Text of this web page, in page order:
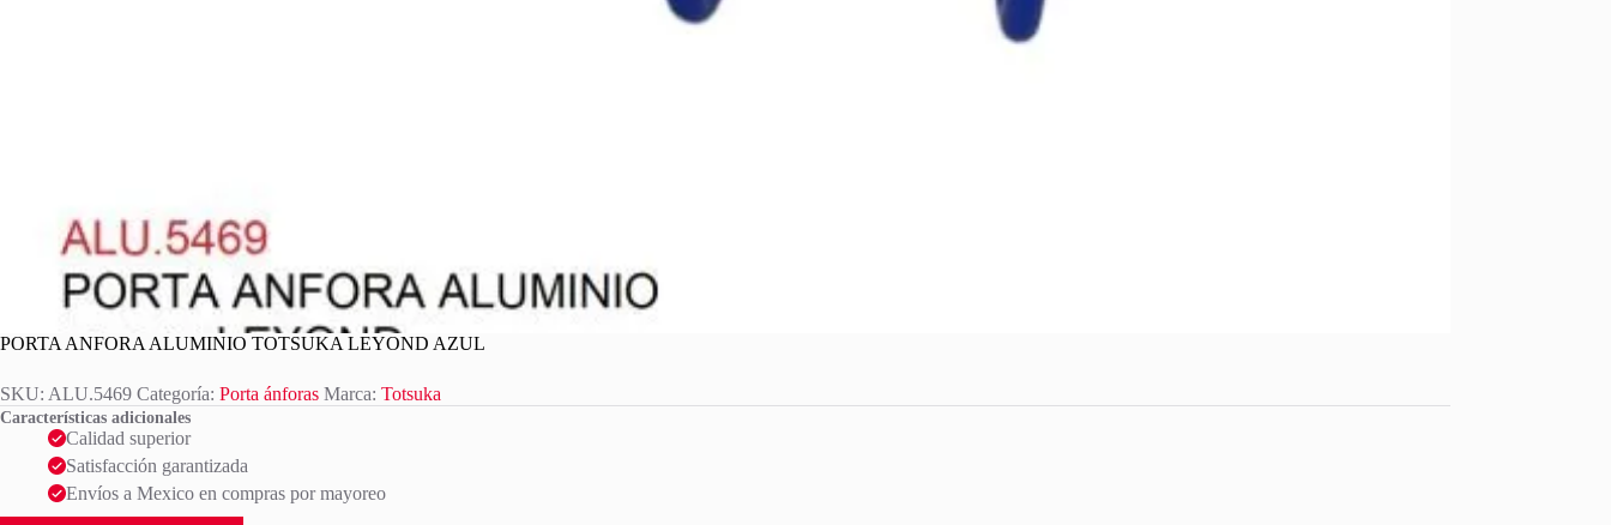
PORTA ANFORA ALUMINIO TOTSUKA LEYOND AZUL
SKU: ALU.5469 Categoría: Porta ánforas Marca: Totsuka
Características adicionales
Calidad superior
Satisfacción garantizada
Envíos a Mexico en compras por mayoreo